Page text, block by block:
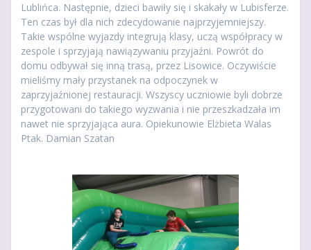
Lublińca. Następnie, dzieci bawiły się i skakały w Lubisferze.
Ten czas był dla nich zdecydowanie najprzyjemniejszy.
Takie wspólne wyjazdy integrują klasy, uczą współpracy w
zespole i sprzyjają nawiązywaniu przyjaźni. Powrót do
domu odbywał się inną trasą, przez Lisowice. Oczywiście
mieliśmy mały przystanek na odpoczynek w
zaprzyjaźnionej restauracji. Wszyscy uczniowie byli dobrze
przygotowani do takiego wyzwania i nie przeszkadzała im
nawet nie sprzyjająca aura. Opiekunowie Elżbieta Walas
Ptak. Damian Szatan